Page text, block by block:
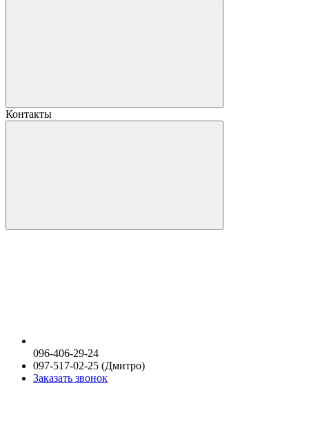
Контакты
096-406-29-24
097-517-02-25 (Дмитро)
Заказать звонок